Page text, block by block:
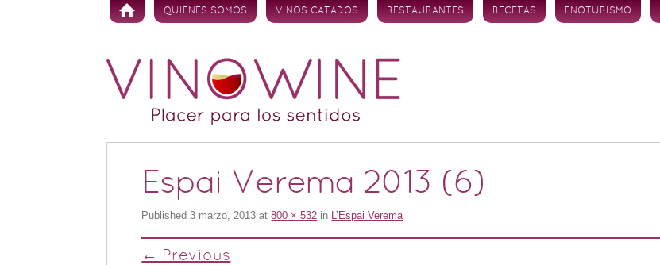
Skip to content
QUIENES SOMOS VINOS CATADOS RESTAURANTES RECETAS ENOTURISMO
Espai Verema 2013 (6)
Published3 marzo, 2013 at800 × 532 in L’Espai Verema
← Previous